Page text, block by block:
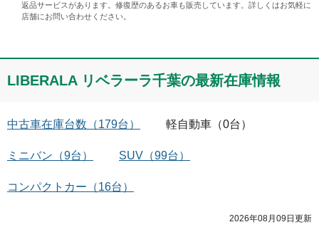
返品サービスがあります。修復歴のあるお車も販売しています。詳しくはお気軽に
店舗にお問い合わせください。
LIBERALA リベラーラ千葉の最新在庫情報
中古車在庫台数 （179台） 軽自動車 （0台）
ミニバン （9台） SUV （99台）
コンパクトカー （16台）
2026年08月09日 更新